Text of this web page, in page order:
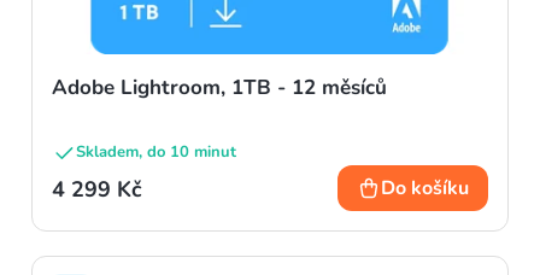
Adobe Lightroom, 1TB - 12 měsíců
Skladem, do 10 minut
4 299 Kč Do košíku